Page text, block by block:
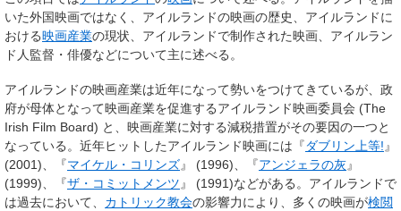
いた外国映画ではなく、アイルランドの映画の歴史、アイルランドに
おける映画産業の現状、アイルランドで制作された映画、アイルラン
ド人監督・俳優などについて主に述べる。
アイルランドの映画産業は近年になって勢いをつけてきているが、政
府が母体となって映画産業を促進するアイルランド映画委員会 (The
Irish Film Board) と、映画産業に対する減税措置がその要因の一つと
なっている。近年ヒットしたアイルランド映画には『ダブリン上等!』
(2001)、『マイケル・コリンズ』 (1996)、『アンジェラの灰』
(1999)、『ザ・コミットメンツ』 (1991)などがある。アイルランドで
は過去において、 カトリック教会の影響力により、多くの映画が検閲